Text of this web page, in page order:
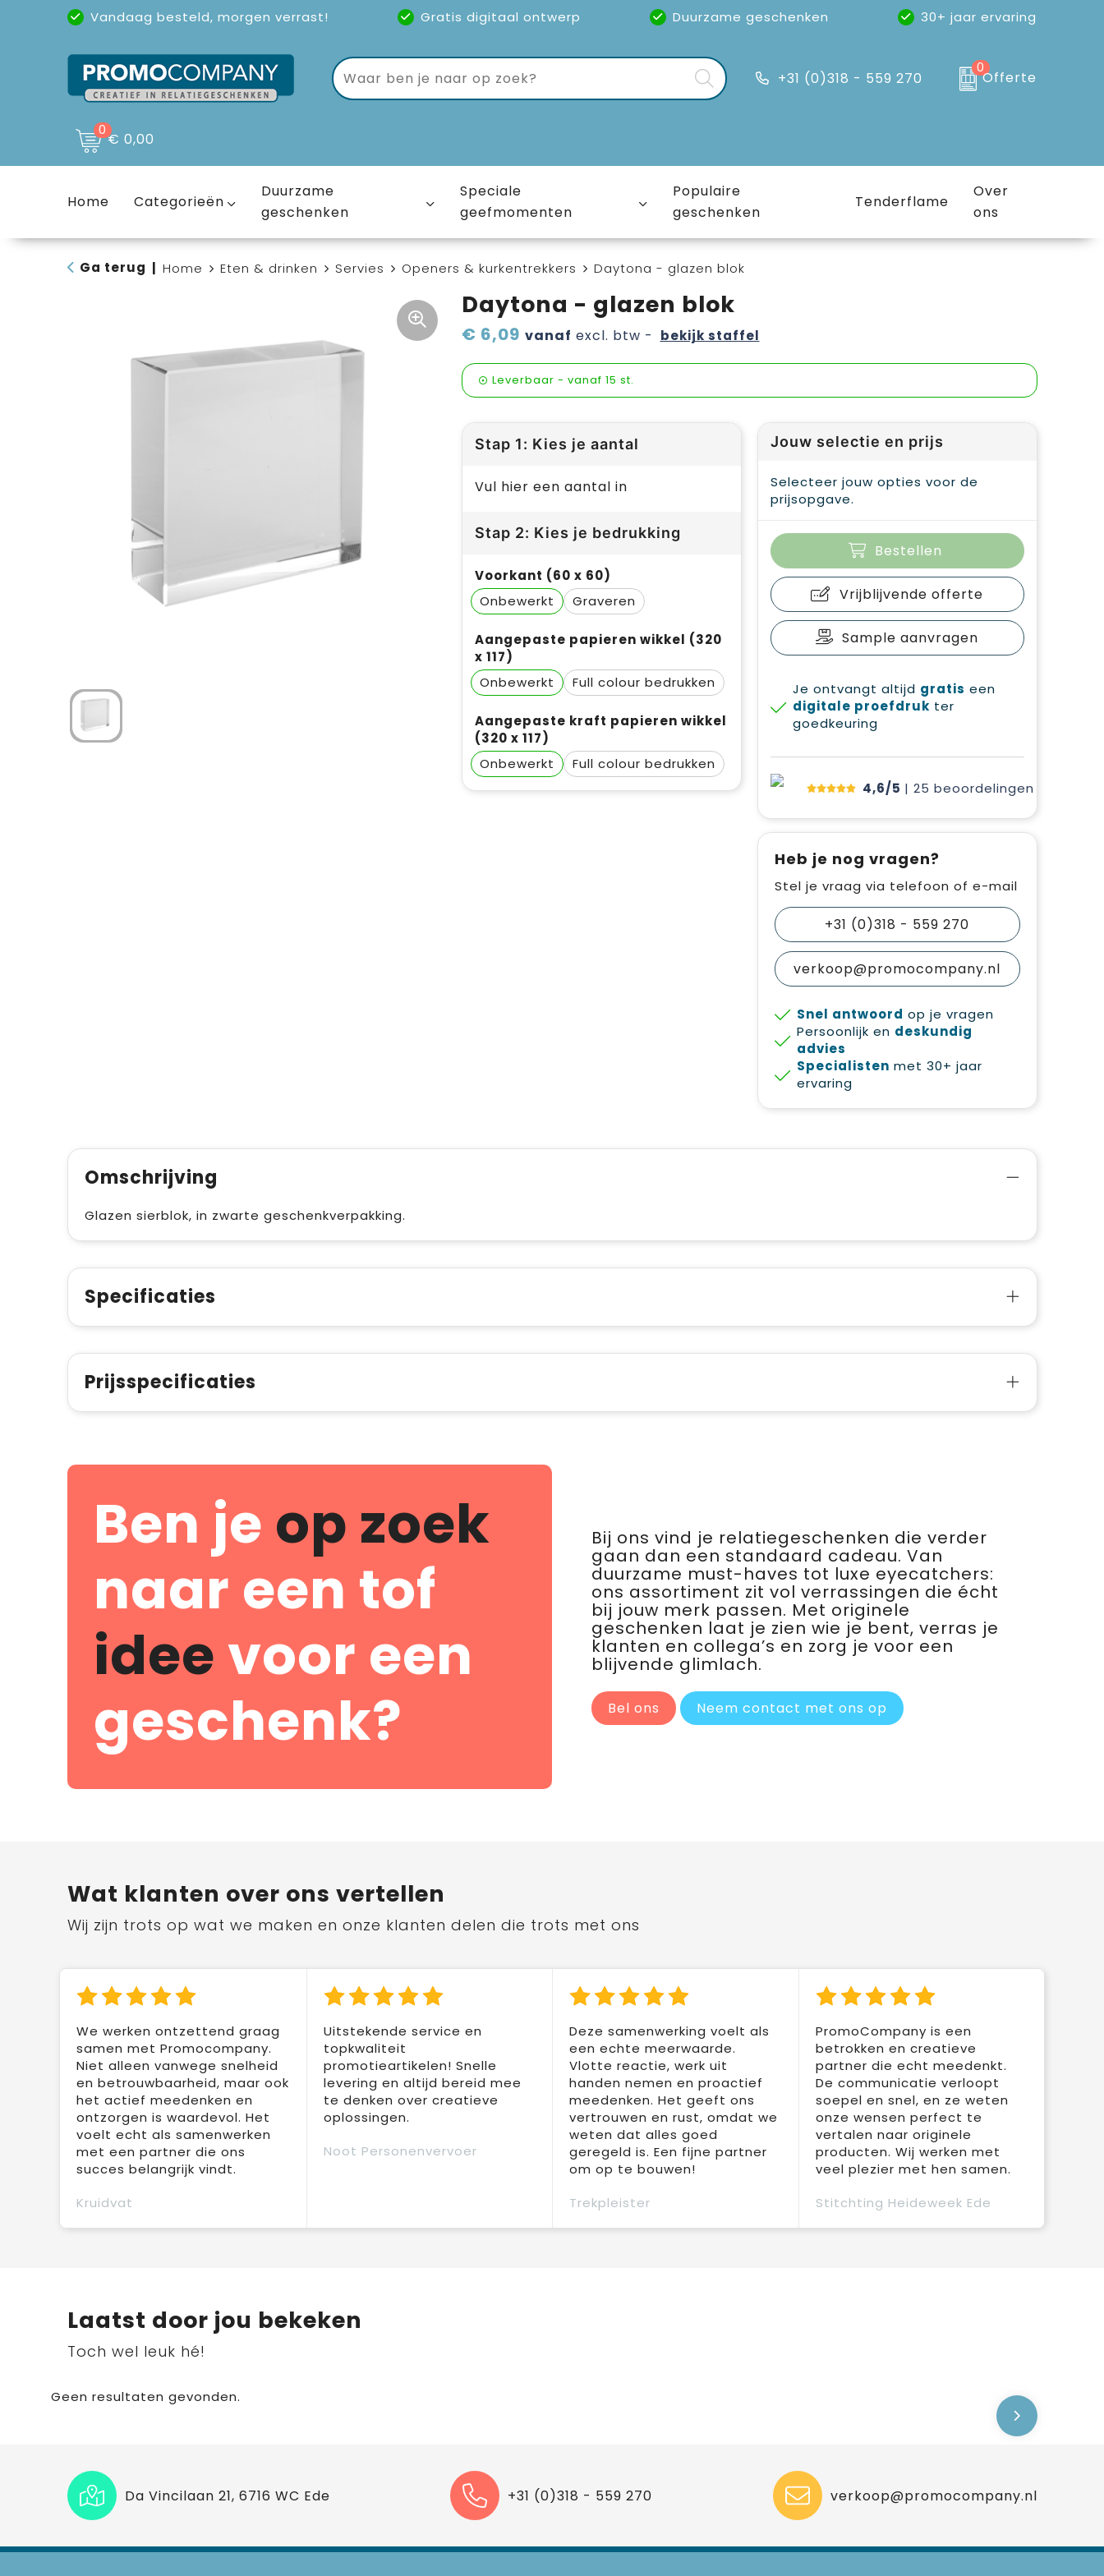
Vandaag besteld, morgen verrast! Gratis digitaal ontwerp Duurzame geschenken
30+ jaar ervaring
Uitstekende reviews(4,6/5)
+31 (0)318 - 559 270
0
Offerte
0€ 0,00
Home Categorieën
Duurzame
geschenken
Speciale
geefmomenten
Populaire
geschenken
Tenderflame
Over
ons
Ga terug Home Eten & drinken Servies Openers & kurkentrekkers Daytona - glazen blok
Daytona - glazen blok
€ 6,09 vanaf excl. btw - bekijk staffel
Leverbaar - vanaf 15 st.
Stap 1: Kies je aantal
Vul hier een aantal in
Stap 2: Kies je bedrukking
Voorkant (60 x 60)
Onbewerkt
Graveren
Aangepaste papieren wikkel (320
x 117)
Onbewerkt
Full colour
Aangepaste kraft papieren wikkel
(320 x 117)
Onbewerkt
Full colour
Jouw selectie en prijs
Selecteer jouw opties voor de
prijsopgave.
Bestellen
Vrijblijvende offerte
Sample aanvragen
Je ontvangt altijd gratis een
digitale proefdruk ter
goedkeuring
4,6/5 | 25 beoordelingen
Heb je nog vragen?
Stel je vraag via telefoon of e-mail
+31 (0)318 - 559 270
verkoop@promocompany.nl
Snel antwoord op je vragen
Persoonlijk en deskundig
advies
Specialisten met 30+ jaar
ervaring
Omschrijving
Glazen sierblok, in zwarte geschenkverpakking.
Specificaties
Prijsspecificaties
Ben je op zoek
naar een tof
ideevoor een
geschenk?
Bij ons vind je relatiegeschenken die verder
gaan dan een standaard cadeau. Van
duurzame must-haves tot luxe eyecatchers:
ons assortiment zit vol verrassingen die écht
bij jouw merk passen. Met originele
geschenken laat je zien wie je bent, verras je
klanten en collega’s en zorg je voor een
blijvende glimlach.
Bel ons Neem contact met ons op
Wat klanten over ons vertellen
Wij zijn trots op wat we maken en onze klanten delen die trots met ons
We werken ontzettend graag
samen met Promocompany.
Niet alleen vanwege snelheid
en betrouwbaarheid, maar ook
het actief meedenken en
ontzorgen is waardevol. Het
voelt echt als samenwerken
met een partner die ons
succes belangrijk vindt.
Kruidvat
Uitstekende service en
topkwaliteit
promotieartikelen! Snelle
levering en altijd bereid mee
te denken over creatieve
oplossingen.
Noot Personenvervoer
Deze samenwerking voelt als
een echte meerwaarde.
Vlotte reactie, werk uit
handen nemen en proactief
meedenken. Het geeft ons
vertrouwen en rust, omdat we
weten dat alles goed
geregeld is. Een fijne partner
om op te bouwen!
Trekpleister
PromoCompany is een
betrokken en creatieve
partner die echt meedenkt.
De communicatie verloopt
soepel en snel, en ze weten
onze wensen perfect te
vertalen naar originele
producten. Wij werken met
veel plezier met hen samen.
Stitchting Heideweek Ede
Laatst door jou bekeken
Toch wel leuk hé!
Geen resultaten gevonden.
Da Vincilaan 21, 6716 WC Ede +31 (0)318 - 559 270 verkoop@promocompany.nl